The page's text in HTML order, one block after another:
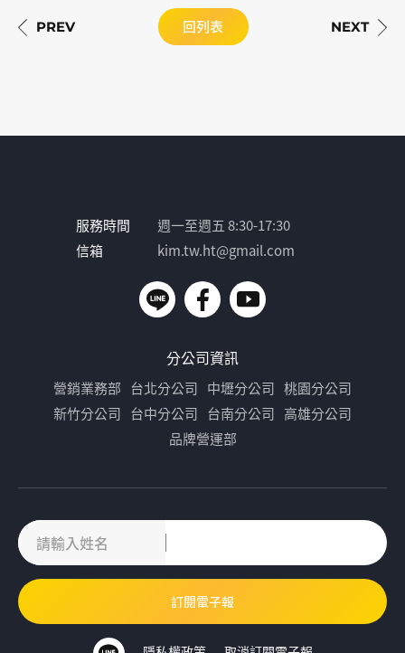
回列表
服務時間
週一至週五 8:30-17:30
信箱
kim.tw.ht@gmail.com
分公司資訊
營銷業務部 台北分公司 中壢分公司 桃園分公司
新竹分公司 台中分公司 台南分公司 高雄分公司
品牌營運部